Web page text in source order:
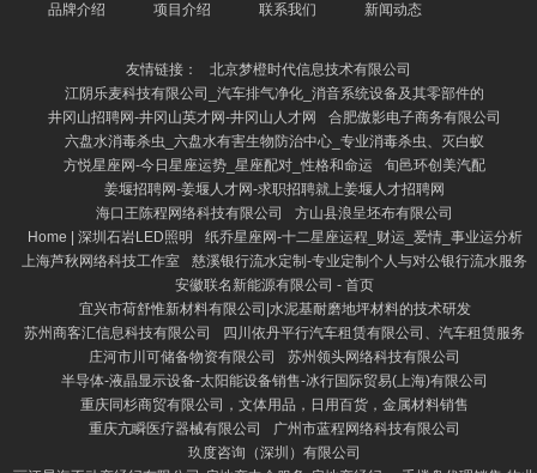
品牌介绍 项目介绍 联系我们 新闻动态
友情链接：
北京梦橙时代信息技术有限公司
江阴乐麦科技有限公司_汽车排气净化_消音系统设备及其零部件的
井冈山招聘网-井冈山英才网-井冈山人才网
合肥傲影电子商务有限公司
六盘水消毒杀虫_六盘水有害生物防治中心_专业消毒杀虫、灭白蚁
方悦星座网-今日星座运势_星座配对_性格和命运
旬邑环创美汽配
姜堰招聘网-姜堰人才网-求职招聘就上姜堰人才招聘网
海口王陈程网络科技有限公司
方山县浪呈坯布有限公司
Home | 深圳石岩LED照明
纸乔星座网-十二星座运程_财运_爱情_事业运分析
上海芦秋网络科技工作室
慈溪银行流水定制-专业定制个人与对公银行流水服务
安徽联名新能源有限公司 - 首页
宜兴市荷舒惟新材料有限公司|水泥基耐磨地坪材料的技术研发
苏州商客汇信息科技有限公司
四川依丹平行汽车租赁有限公司、汽车租赁服务
庄河市川可储备物资有限公司
苏州领头网络科技有限公司
半导体-液晶显示设备-太阳能设备销售-冰行国际贸易(上海)有限公司
重庆同杉商贸有限公司，文体用品，日用百货，金属材料销售
重庆亢瞬医疗器械有限公司
广州市蓝程网络科技有限公司
玖度咨询（深圳）有限公司